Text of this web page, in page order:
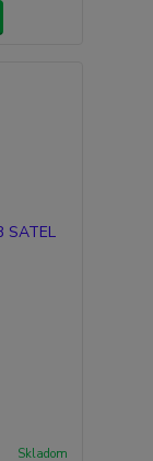
Skladom